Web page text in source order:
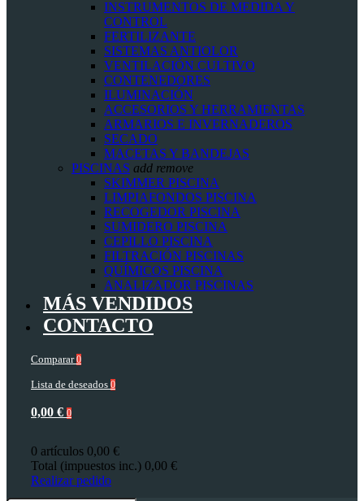
INSTRUMENTOS DE MEDIDA Y
CONTROL
FERTILIZANTE
SISTEMAS ANTIOLOR
VENTILACIÓN CULTIVO
CONTENEDORES
ILUMINACIÓN
ACCESORIOS Y HERRAMIENTAS
ARMARIOS E INVERNADEROS
SECADO
MACETAS Y BANDEJAS
PISCINAS add remove
SKIMMER PISCINA
LIMPIAFONDOS PISCINA
RECOGEDOR PISCINA
SUMIDERO PISCINA
CEPILLO PISCINA
FILTRACIÓN PISCINAS
QUÍMICOS PISCINA
ANALIZADOR PISCINAS
MÁS VENDIDOS
CONTACTO
Comparar 0
Lista de deseados 0
0,00 € 0
0 artículos 0,00 €
Total (impuestos inc.) 0,00 €
Realizar pedido